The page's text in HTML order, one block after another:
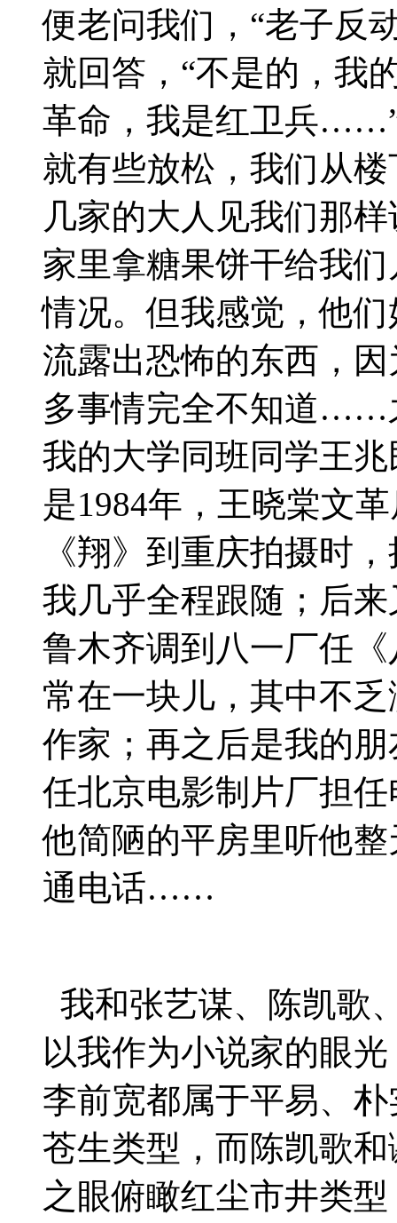
便老问我们，“老子反
就回答，“不是的，我
革命，我是红卫兵
就有些放松，我们从
几家的大人见我们那
家里拿糖果饼干给我
情况。但我感觉，他
流露出恐怖的东西，
多事情完全不知道……
我的大学同班同学王
是1984年，王晓棠文
《翔》到重庆拍摄时
我几乎全程跟随；后
鲁木齐调到八一厂任
常在一块儿，其中不
作家；再之后是我的
任北京电影制片厂担
他简陋的平房里听他
通电话……
我和张艺谋、陈凯歌
以我作为小说家的眼
李前宽都属于平易、
苍生类型，而陈凯歌
之眼俯瞰红尘市井类